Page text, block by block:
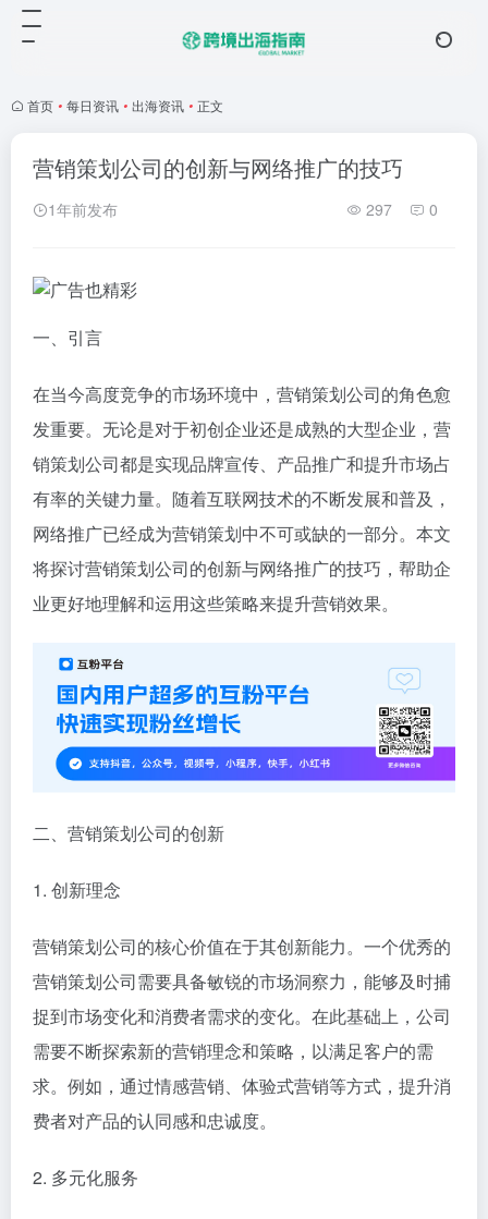
首页 • 每日资讯 • 出海资讯 • 正文
营销策划公司的创新与网络推广的技巧
1年前发布 297 0
一、引言
在当今高度竞争的市场环境中，营销策划公司的角色愈
发重要。无论是对于初创企业还是成熟的大型企业，营
销策划公司都是实现品牌宣传、产品推广和提升市场占
有率的关键力量。随着互联网技术的不断发展和普及，
网络推广已经成为营销策划中不可或缺的一部分。本文
将探讨营销策划公司的创新与网络推广的技巧，帮助企
业更好地理解和运用这些策略来提升营销效果。
二、营销策划公司的创新
1. 创新理念
营销策划公司的核心价值在于其创新能力。一个优秀的
营销策划公司需要具备敏锐的市场洞察力，能够及时捕
捉到市场变化和消费者需求的变化。在此基础上，公司
需要不断探索新的营销理念和策略，以满足客户的需
求。例如，通过情感营销、体验式营销等方式，提升消
费者对产品的认同感和忠诚度。
2. 多元化服务